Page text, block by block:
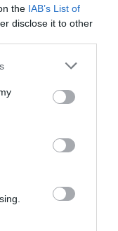
the IAB’s List of
disclose it to other
distinguono:
per la esecuzione di
per l’esecuzione di più
ai quali l’azienda è
giornate di occupazione.
di effettivo lavoro, da